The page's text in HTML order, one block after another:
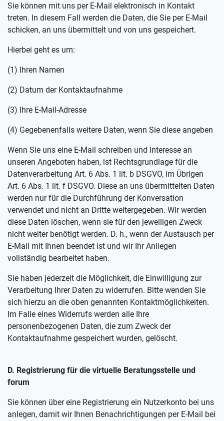
Sie können mit uns per E-Mail elektronisch in Kontakt
treten. In diesem Fall werden die Daten, die Sie per E-Mail
schicken, an uns übermittelt und von uns gespeichert.
Hierbei geht es um:
(1) Ihren Namen
(2) Datum der Kontaktaufnahme
(3) Ihre E-Mail-Adresse
(4) Gegebenenfalls weitere Daten, wenn Sie diese angeben
Wenn Sie uns eine E-Mail schreiben und Interesse an
unseren Angeboten haben, ist Rechtsgrundlage für die
Datenverarbeitung Art. 6 Abs. 1 lit. b DSGVO, im Übrigen
Art. 6 Abs. 1 lit. f DSGVO. Diese an uns übermittelten Daten
werden nur für die Durchführung der Konversation
verwendet und nicht an Dritte weitergegeben. Wir werden
diese Daten löschen, wenn sie für den jeweiligen Zweck
nicht weiter benötigt werden. D. h., wenn der Austausch per
E-Mail mit Ihnen beendet ist und wir Ihr Anliegen
vollständig bearbeitet haben.
Sie haben jederzeit die Möglichkeit, die Einwilligung zur
Verarbeitung Ihrer Daten zu widerrufen. Bitte wenden Sie
sich hierzu an die oben genannten Kontaktmöglichkeiten.
Im Falle eines Widerrufs werden alle Ihre
personenbezogenen Daten, die zum Zweck der
Kontaktaufnahme gespeichert wurden, gelöscht.
D. Registrierung für die virtuelle Beratungsstelle und
forum
Sie können über eine Registrierung ein Nutzerkonto bei uns
anlegen, damit wir Ihnen Benachrichtigungen per E-Mail bei